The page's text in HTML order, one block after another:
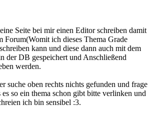
Seite bei mir einen Editor schreiben damit
Forum(Womit ich dieses Thema Grade
kann und diese dann auch mit dem
der DB gespeichert und Anschließend
werden.
suche oben rechts nichts gefunden und frage
es so ein thema schon gibt bitte verlinken und
ich bin sensibel :3.